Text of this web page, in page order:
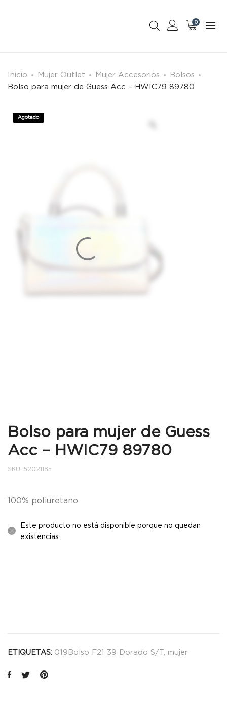
0
Inicio Mujer Outlet Mujer Accesorios
Bolsos
Bolso para mujer de Guess Acc – HWIC79 89780
Agotado
Bolso para mujer de Guess
Acc – HWIC79 89780
SKU: 52021185
100% poliuretano
Este producto no está disponible porque no quedan
existencias.
ETIQUETAS: 019Bolso F21 39 Dorado S/T mujer